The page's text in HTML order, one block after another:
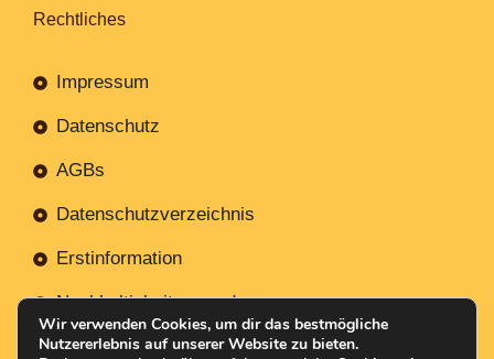
Rechtliches
Impressum
Datenschutz
AGBs
Datenschutzverzeichnis
Erstinformation
Nachhaltigkeitsverordnung
Wir verwenden Cookies, um dir das bestmögliche
Nutzererlebnis auf unserer Website zu bieten.